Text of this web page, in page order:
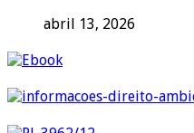
abril 13, 2026